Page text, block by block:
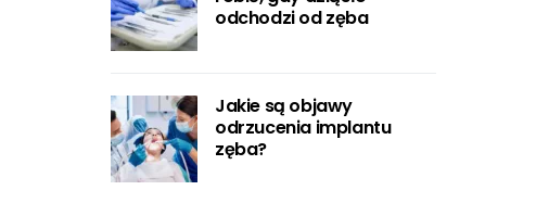
odchodzi od zęba
Jakie są objawy
odrzucenia implantu
zęba?